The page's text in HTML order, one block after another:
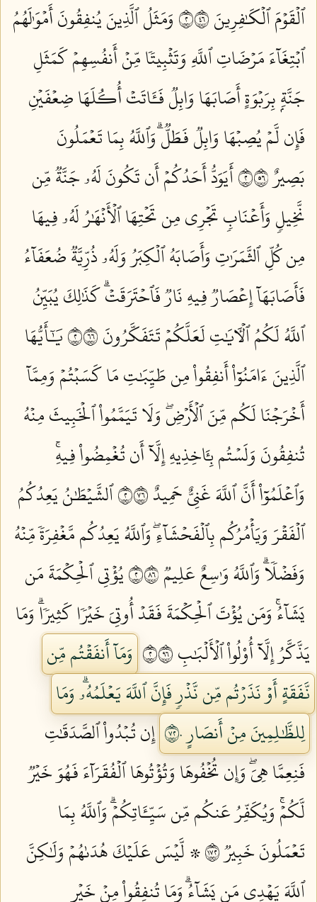
ٱلۡقَوۡمَ ٱلۡكَٰفِرِينَ ٢٦٤
وَمَثَلُ ٱلَّذِينَ يُنفِقُونَ أَمۡوَٰلَهُمُ
ٱبۡتِغَآءَ مَرۡضَاتِ ٱللَّهِ وَتَثۡبِيتٗا مِّنۡ أَنفُسِهِمۡ كَمَثَلِ
جَنَّةِۭ بِرَبۡوَةٍ أَصَابَهَا وَابِلٞ فَـَٔاتَتۡ أُكُلَهَا ضِعۡفَيۡنِ
فَإِن لَّمۡ يُصِبۡهَا وَابِلٞ فَطَلّٞۗ وَٱللَّهُ بِمَا تَعۡمَلُونَ
بَصِيرٌ ٢٦٥
أَيَوَدُّ أَحَدُكُمۡ أَن تَكُونَ لَهُۥ جَنَّةٞ مِّن
نَّخِيلٖ وَأَعۡنَابٖ تَجۡرِي مِن تَحۡتِهَا ٱلۡأَنۡهَٰرُ لَهُۥ فِيهَا
مِن كُلِّ ٱلثَّمَرَٰتِ وَأَصَابَهُ ٱلۡكِبَرُ وَلَهُۥ ذُرِّيَّةٞ ضُعَفَآءُ
فَأَصَابَهَآ إِعۡصَارٞ فِيهِ نَارٞ فَٱحۡتَرَقَتۡۗ كَذَٰلِكَ يُبَيِّنُ
ٱللَّهُ لَكُمُ ٱلۡأٓيَٰتِ لَعَلَّكُمۡ تَتَفَكَّرُونَ ٢٦٦
يَٰٓأَيُّهَا
ٱلَّذِينَ ءَامَنُوٓاْ أَنفِقُواْ مِن طَيِّبَٰتِ مَا كَسَبۡتُمۡ وَمِمَّآ
أَخۡرَجۡنَا لَكُم مِّنَ ٱلۡأَرۡضِۖ وَلَا تَيَمَّمُواْ ٱلۡخَبِيثَ مِنۡهُ
تُنفِقُونَ وَلَسۡتُم بِـَٔاخِذِيهِ إِلَّآ أَن تُغۡمِضُواْ فِيهِۚ
وَٱعۡلَمُوٓاْ أَنَّ ٱللَّهَ غَنِيٌّ حَمِيدٌ ٢٦٧
ٱلشَّيۡطَٰنُ يَعِدُكُمُ
ٱلۡفَقۡرَ وَيَأۡمُرُكُم بِٱلۡفَحۡشَآءِۖ وَٱللَّهُ يَعِدُكُم مَّغۡفِرَةٗ مِّنۡهُ
وَفَضۡلٗاۗ وَٱللَّهُ وَٰسِعٌ عَلِيمٞ ٢٦٨
يُؤۡتِي ٱلۡحِكۡمَةَ مَن
يَشَآءُۚ وَمَن يُؤۡتَ ٱلۡحِكۡمَةَ فَقَدۡ أُوتِيَ خَيۡرٗا كَثِيرٗاۗ وَمَا
يَذَّكَّرُ إِلَّآ أُوْلُواْ ٱلۡأَلۡبَٰبِ ٢٦٩
وَمَآ أَنفَقۡتُم مِّن
نَّفَقَةٍ أَوۡ نَذَرۡتُم مِّن نَّذۡرٖ فَإِنَّ ٱللَّهَ يَعۡلَمُهُۥۗ وَمَا
لِلظَّٰلِمِينَ مِنۡ أَنصَارٍ ٢٧٠
إِن تُبۡدُواْ ٱلصَّدَقَٰتِ
فَنِعِمَّا هِيَۖ وَإِن تُخۡفُوهَا وَتُؤۡتُوهَا ٱلۡفُقَرَآءَ فَهُوَ خَيۡرٞ
لَّكُمۡۚ وَيُكَفِّرُ عَنكُم مِّن سَيِّـَٔاتِكُمۡۗ وَٱللَّهُ بِمَا
تَعۡمَلُونَ خَبِيرٞ ٢٧١
۞ لَّيۡسَ عَلَيۡكَ هُدَىٰهُمۡ وَلَٰكِنَّ
ٱللَّهَ يَهۡدِي مَن يَشَآءُۗ وَمَا تُنفِقُواْ مِنۡ خَيۡرٖ